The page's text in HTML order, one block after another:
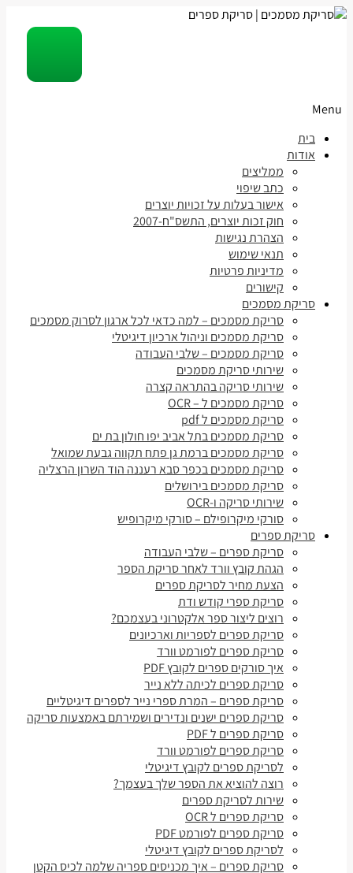
Skip בית
אודות
ממליצים
כתב שיפוי
אישור בעלות על זכויות יוצרים
חוק זכות יוצרים, התשס"ח-2007
הצהרת נגישות
תנאי שימוש
מדיניות פרטיות
קישורים
סריקת מסמכים
סריקת מסמכים – למה כדאי לכל ארגון לסרוק מסמכים
סריקת מסמכים וניהול ארכיון דיגיטלי
סריקת מסמכים – שלבי העבודה
שירותי סריקת מסמכים
שירותי סריקה בהתראה קצרה
סריקת מסמכים ל – OCR
סריקת מסמכים ל pdf
סריקת מסמכים בתל אביב יפו חולון בת ים
סריקת מסמכים ברמת גן פתח תקווה גבעת שמואל
סריקת מסמכים בכפר סבא רעננה הוד השרון הרצליה
סריקת מסמכים בירושלים
שירותי סריקה ו-OCR
סורקי מיקרופילם – סורקי מיקרופיש
סריקת ספרים
סריקת ספרים – שלבי העבודה
הגהת קובץ וורד לאחר סריקת הספר
הצעת מחיר לסריקת ספרים
סריקת ספרי קודש ודת
רוצים ליצור ספר אלקטרוני בעצמכם?
סריקת ספרים לספריות וארכיונים
סריקת ספרים לפורמט וורד
איך סורקים ספרים לקובץ PDF
סריקת ספרים לכיתה ללא נייר
סריקת ספרים – המרת ספרי נייר לספרים דיגיטליים
סריקת ספרים ישנים ונדירים ושמירתם באמצעות סריקה
סריקת ספרים ל PDF
סריקת ספרים לפורמט וורד
לסריקת ספרים לקובץ דיגיטלי
רוצה להוציא את הספר שלך בעצמך?
שירות לסריקת ספרים
סריקת ספרים ל OCR
סריקת ספרים לפורמט PDF
לסריקת ספרים לקובץ דיגיטלי
סריקת ספרים – איך מכניסים ספריה שלמה לכיס הקטן